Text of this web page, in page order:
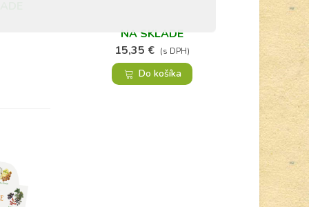
NA SKLADE
15,35 € (s DPH)
Do košíka